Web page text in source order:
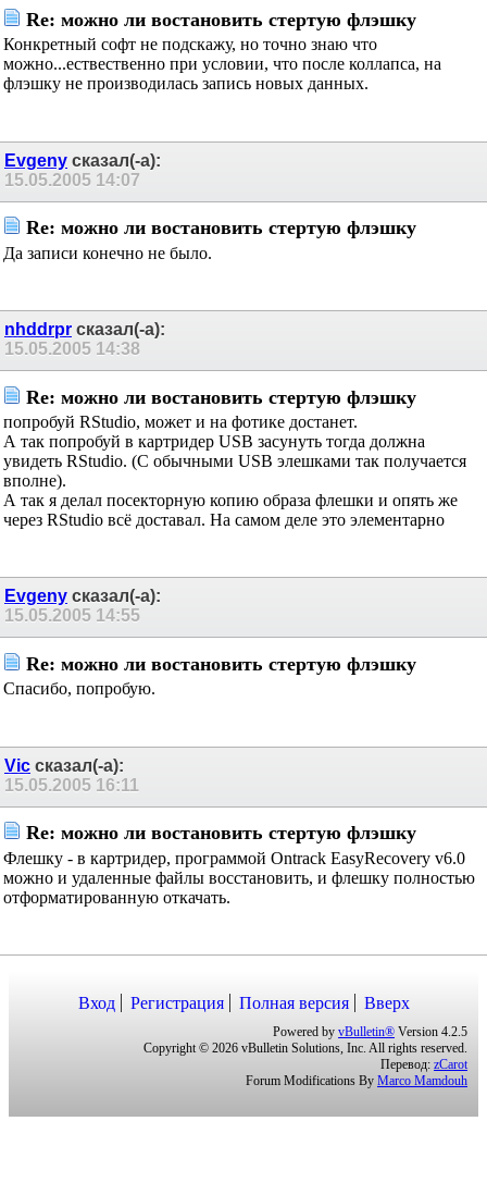
Re: можно ли востановить стертую флэшку
Конкретный софт не подскажу, но точно знаю что
можно...ествественно при условии, что после коллапса, на
флэшку не производилась запись новых данных.
Evgenyсказал(-а):
15.05.2005
Re: можно ли востановить стертую флэшку
Да записи конечно не было.
nhddrprсказал(-а):
15.05.2005
Re: можно ли востановить стертую флэшку
попробуй RStudio, может и на фотике достанет.
А так попробуй в картридер USB засунуть тогда должна
увидеть RStudio. (С обычными USB элешками так получается
вполне).
А так я делал посекторную копию образа флешки и опять же
через RStudio всё доставал. На самом деле это элементарно
Evgenyсказал(-а):
15.05.2005
Re: можно ли востановить стертую флэшку
Спасибо, попробую.
Vicсказал(-а):
15.05.2005
Re: можно ли востановить стертую флэшку
Флешку - в картридер, программой Ontrack EasyRecovery v6.0
можно и удаленные файлы восстановить, и флешку полностью
отформатированную откачать.
Вход Регистрация Полная версия Вверх
Powered by vBulletin® Version 4.2.5
Copyright © 2026 vBulletin Solutions, Inc. All rights reserved.
Перевод: zCarot
Forum Modifications By Marco Mamdouh